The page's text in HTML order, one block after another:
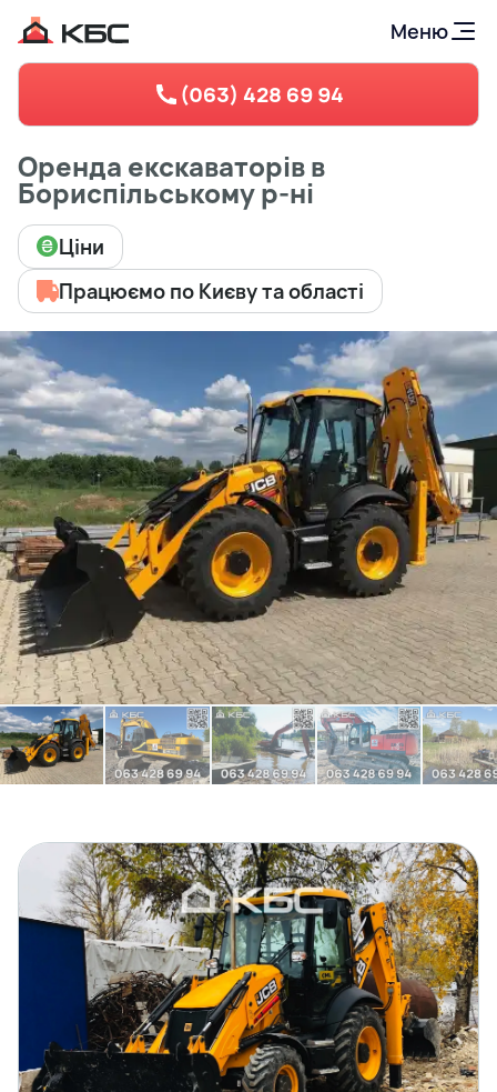
Меню
(063) 428 69 94
Оренда екскаваторів в
Бориспільському р-ні
Ціни
Працюємо по Києву та області